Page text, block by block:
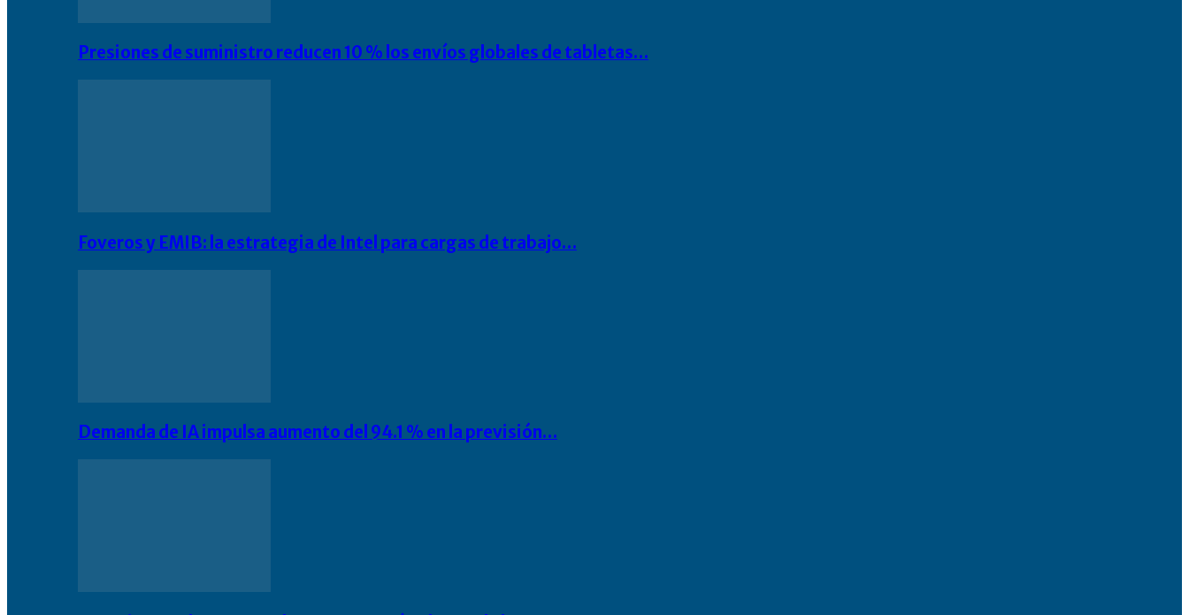
Presiones de suministro reducen 10 % los envíos globales de tabletas…
Foveros y EMIB: la estrategia de Intel para cargas de trabajo…
Demanda de IA impulsa aumento del 94.1 % en la previsión…